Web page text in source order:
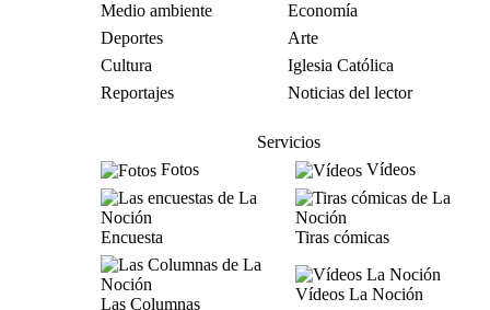
Medio ambiente
Economía
Deportes
Arte
Cultura
Iglesia Católica
Reportajes
Noticias del lector
Servicios
Fotos
Vídeos
Encuesta Tiras cómicas
Las Columnas
Vídeos La Noción